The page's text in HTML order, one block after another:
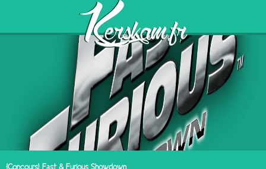
[Concours] Fast & Furious Showdown